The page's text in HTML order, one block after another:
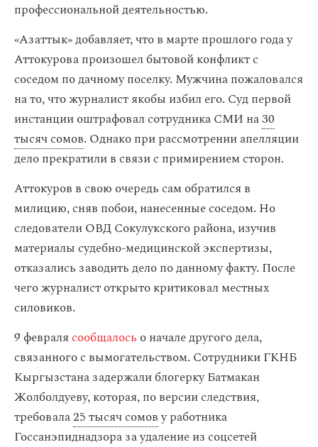
профессиональной деятельностью.
«Азаттык» добавляет, что в марте прошлого года у
Аттокурова произошел бытовой конфликт с
соседом по дачному поселку. Мужчина пожаловался
на то, что журналист якобы избил его. Суд первой
инстанции оштрафовал сотрудника СМИ на30
тысяч сомов. Однако при рассмотрении апелляции
дело прекратили в связи с примирением сторон.
Аттокуров в свою очередь сам обратился в
милицию, сняв побои, нанесенные соседом. Но
следователи ОВД Сокулукского района, изучив
материалы судебно-медицинской экспертизы,
отказались заводить дело по данному факту. После
чего журналист открыто критиковал местных
силовиков.
9 февралясообщалось о начале другого дела,
связанного с вымогательством. Сотрудники ГКНБ
Кыргызстана задержали блогерку Батмакан
Жолболдуеву, которая, по версии следствия,
требовала25 тысяч сомову работника
Госсанэпиднадзора за удаление из соцсетей